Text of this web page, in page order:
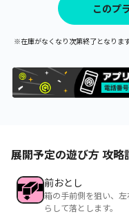
このプ
※在庫がなくなり次第終了となりま
展開予定の遊び方 攻略
前おとし
箱の手前側を狙い、
らして落とします。